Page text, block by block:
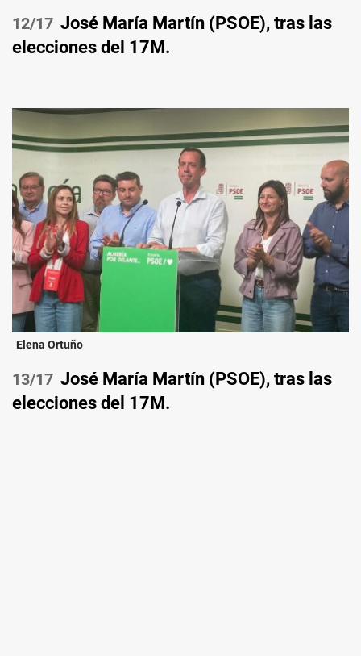
/17 José María Martín (PSOE), tras las
elecciones del 17M.
Elena Ortuño
/17 José María Martín (PSOE), tras las
elecciones del 17M.